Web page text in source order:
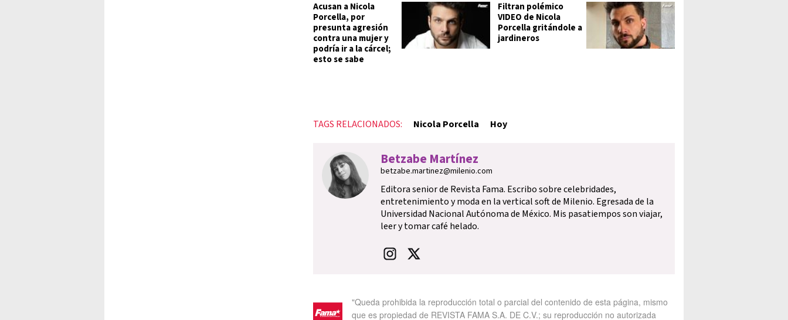
Acusan a Nicola
Porcella, por
presunta agresión
contra una mujer y
podría ir a la cárcel;
esto se sabe
Filtran polémico
VIDEO de Nicola
Porcella gritándole a
jardineros
TAGS RELACIONADOS: Nicola Porcella Hoy
Betzabe Martínez
betzabe.martinez@milenio.com
Editora senior de Revista Fama. Escribo sobre celebridades,
entretenimiento y moda en la vertical soft de Milenio. Egresada de la
Universidad Nacional Autónoma de México. Mis pasatiempos son viajar,
leer y tomar café helado.
"Queda prohibida la reproducción total o parcial del contenido de esta página, mismo
que es propiedad de REVISTA FAMA S.A. DE C.V.; su reproducción no autorizada